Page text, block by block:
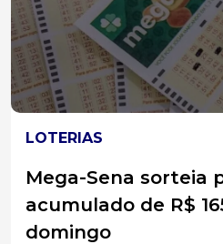
ACIDENTES
Carro sai da pista na
quatro pessoas são
hospital no Oeste